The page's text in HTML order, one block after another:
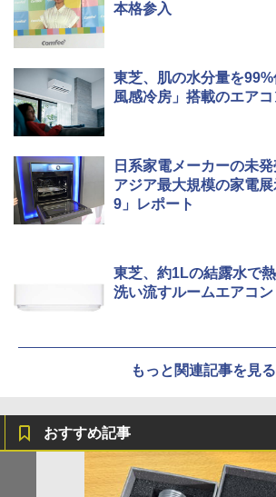
本格参入
東芝、肌の水分量を
風感冷房」搭載のエアコ
日系家電メーカーの未発
アジア最大規模の家電
9」レポート
東芝、約1Lの結露水で
洗い流すルームエアコン
もっと関連記事を見る
おすすめ記事